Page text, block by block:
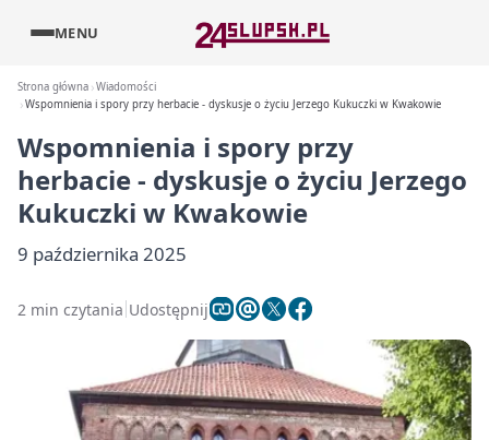
MENU
Strona główna Wiadomości
Wspomnienia i spory przy herbacie - dyskusje o życiu Jerzego Kukuczki w Kwakowie
Wspomnienia i spory przy
herbacie - dyskusje o życiu Jerzego
Kukuczki w Kwakowie
9 października 2025
2 min czytania Udostępnij